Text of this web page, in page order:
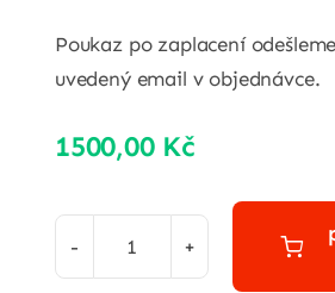
Poukaz po zaplacení
uvedený email v objednávce.
1500,00 Kč
Dárkový